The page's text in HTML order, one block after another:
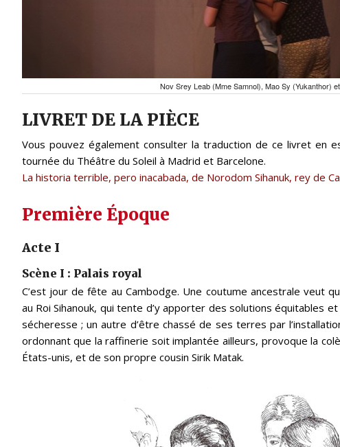
Nov Srey Leab (Mme Samnol), Mao Sy (Yukanthor)
LIVRET DE LA PIÈCE
Vous pouvez également consulter la traduction de ce livret en
tournée du Théâtre du Soleil à Madrid et Barcelone.
La historia terrible, pero inacabada, de Norodom Sihanuk, rey de
Première Époque
Acte I
Scène I : Palais royal
C’est jour de fête au Cambodge. Une coutume ancestrale veut
au Roi Sihanouk, qui tente d’y apporter des solutions équitables
sécheresse ; un autre d’être chassé de ses terres par
ordonnant que la raffinerie soit implantée ailleurs, provoque la
États-unis, et de son propre cousin Sirik Matak.